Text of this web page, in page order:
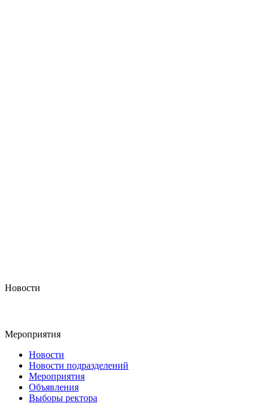
Новости
Мероприятия
Новости
Новости подразделений
Мероприятия
Объявления
Выборы ректора